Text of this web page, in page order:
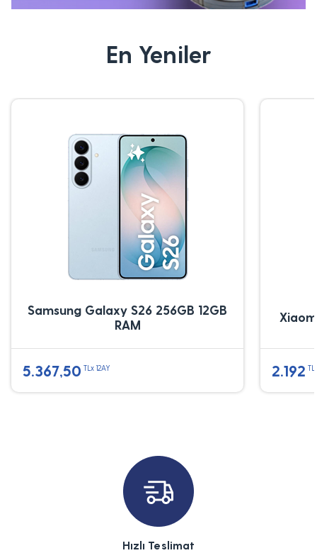
En Yeniler
Samsung Galaxy S26 256GB 12GB
RAM
5.367,50 TLx 12AY 2.192
Hızlı Teslimat